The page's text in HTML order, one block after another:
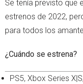
Se tenía previsto que
estrenos de 2022,
para todos los
¿Cuándo se estrena?
PS5, Xbox Series